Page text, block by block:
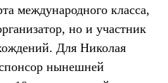
международного класса,
но и участник
Для Николая
нынешней